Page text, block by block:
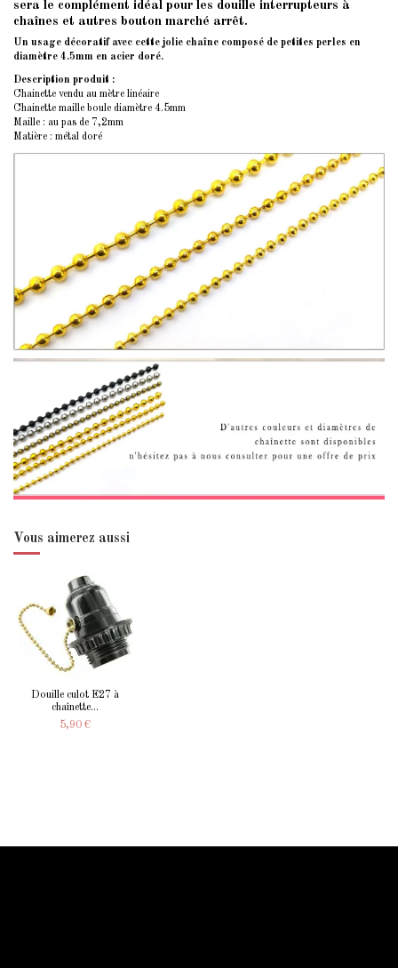
sera le complément idéal pour les douille interrupteurs à
chaînes et autres bouton marché arrêt.
Un usage décoratif avec cette jolie chaîne composé de petites perles en
diamètre 4.5mm en acier doré.
Description produit :
Chainette vendu au mètre linéaire
Chainette maille boule diamètre 4.5mm
Maille : au pas de 7,2mm
Matière : métal doré
Vous aimerez aussi
Douille culot E27 à
chaînette...
5,90 €